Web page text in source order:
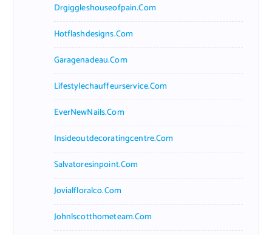
Drgiggleshouseofpain.com
Hotflashdesigns.com
Garagenadeau.com
Lifestylechauffeurservice.com
EverNewNails.com
Insideoutdecoratingcentre.com
Salvatoresinpoint.com
Jovialfloralco.com
Johnlscotthometeam.com